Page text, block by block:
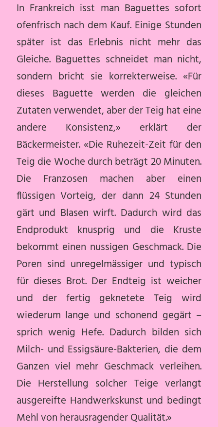
In Frankreich isst man Baguettes sofort
ofenfrisch nach dem Kauf. Einige Stunden
später ist das Erlebnis nicht mehr das
Gleiche. Baguettes schneidet man nicht,
sondern bricht sie korrekterweise. «Für
dieses Baguette werden die gleichen
Zutaten verwendet, aber der Teig hat eine
andere Konsistenz,» erklärt der
Bäckermeister. «Die Ruhezeit-Zeit für den
Teig die Woche durch beträgt 20 Minuten.
Die Franzosen machen aber einen
flüssigen Vorteig, der dann 24 Stunden
gärt und Blasen wirft. Dadurch wird das
Endprodukt knusprig und die Kruste
bekommt einen nussigen Geschmack. Die
Poren sind unregelmässiger und typisch
für dieses Brot. Der Endteig ist weicher
und der fertig geknetete Teig wird
wiederum lange und schonend gegärt –
sprich wenig Hefe. Dadurch bilden sich
Milch- und Essigsäure-Bakterien, die dem
Ganzen viel mehr Geschmack verleihen.
Die Herstellung solcher Teige verlangt
ausgereifte Handwerkskunst und bedingt
Mehl von herausragender Qualität.»